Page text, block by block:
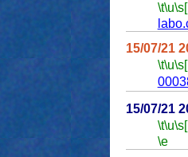
\t\u
15/07/21
\t\u
15/07/21
\t\u
\e